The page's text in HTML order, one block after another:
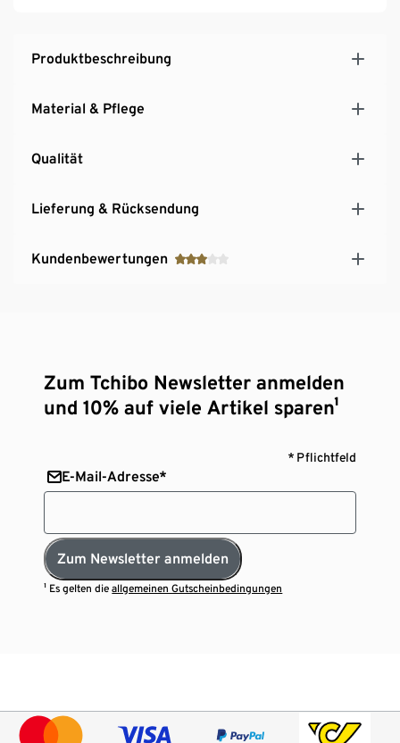
Gr. 42 empfehlen wir ca. 85B, 80C, 85
BGr. 44 empfehlen wir ca. 85B, 85C
Produktbeschreibung
Material & Pflege
Qualität
Lieferung & Rücksendung
Kundenbewertungen
Zum Tchibo Newsletter anmelden
und 10% auf viele Artikel sparen¹
* Pflichtfeld
E-Mail-Adresse*
Zum Newsletter anmelden
¹ Es gelten dieallgemeinen Gutscheinbedingungen